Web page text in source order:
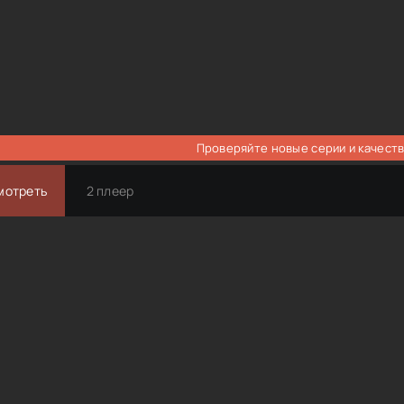
Проверяйте новые серии и
2 плеер